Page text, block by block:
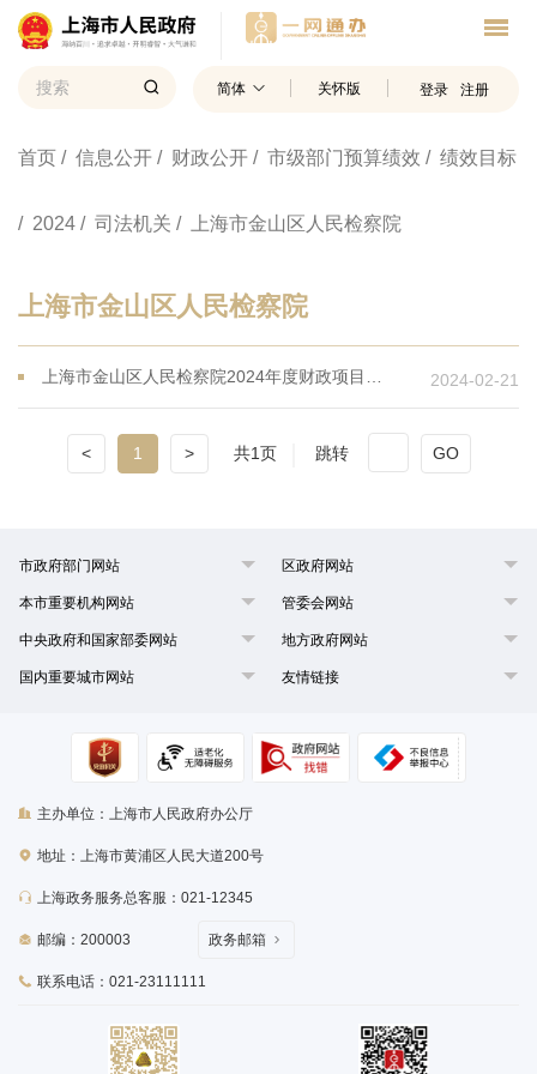
简体 关怀版 登录 注册
首页 / 信息公开 / 财政公开 / 市级部门预算绩效 / 绩效目标
/ 2024 / 司法机关 / 上海市金山区人民检察院
上海市金山区人民检察院
2024-02-21
< 1 > 共1页 跳转 GO
市政府部门网站 区政府网站
本市重要机构网站 管委会网站
中央政府和国家部委网站 地方政府网站
国内重要城市网站 友情链接
主办单位：上海市人民政府办公厅
地址：上海市黄浦区人民大道200号
上海政务服务总客服：021-12345
邮编：200003
联系电话：021-23111111
政务邮箱